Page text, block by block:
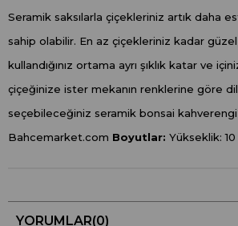
Seramik saksılarla çiçekleriniz artık daha
sahip olabilir. En az çiçekleriniz kadar güzel
kullandığınız ortama ayrı şıklık katar ve
çiçeğinize ister mekanın renklerine göre
seçebileceğiniz seramik bonsai kahverengi
Bahcemarket.com Boyutlar: Yükseklik:
YORUMLAR(0)